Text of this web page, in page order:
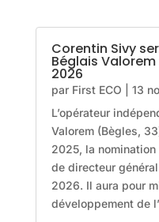
Corentin Sivy
Béglais
2026
par First ECO
13
L’opérateur
Valorem (Bègles,
2025, la
de directeur
2026. Il aura pour
développement de